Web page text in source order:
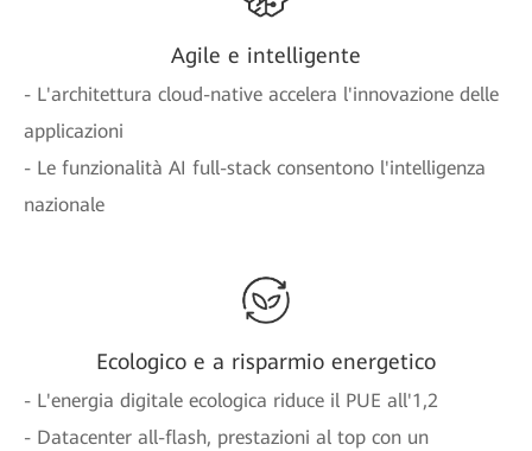
Agile e intelligente
- L'architettura cloud-native accelera l'innovazione delle
applicazioni
- Le funzionalità AI full-stack consentono l'intelligenza
nazionale
Ecologico e a risparmio energetico
- L'energia digitale ecologica riduce il PUE all'1,2
- Datacenter all-flash, prestazioni al top con un